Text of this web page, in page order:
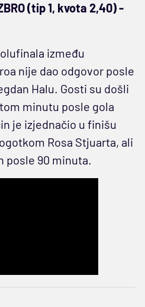
(tip 1, kvota 2,40) -
između
nije dao odgovor posle
Halu. Gosti su došli
minutu posle gola
je izjednačio u finišu
Rosa Stjuarta, ali
posle 90 minuta.